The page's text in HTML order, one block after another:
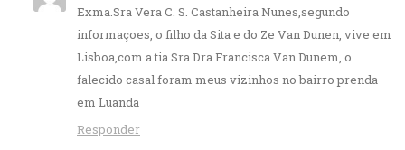
Exma.Sra Vera C. S. Castanheira Nunes,segundo
informaçoes, o filho da Sita e do Ze Van Dunen, vive em
Lisboa,com a tia Sra.Dra Francisca Van Dunem, o
falecido casal foram meus vizinhos no bairro prenda
em Luanda
Responder